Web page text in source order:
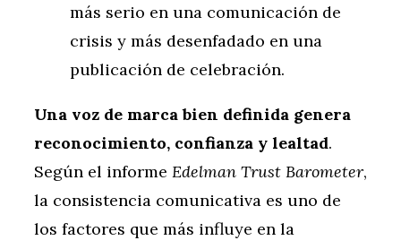
más serio en una comunicación de
crisis y más desenfadado en una
publicación de celebración.
Una voz de marca bien definida genera
reconocimiento, confianza y lealtad.
Según el informe Edelman Trust Barometer,
la consistencia comunicativa es uno de
los factores que más influye en la